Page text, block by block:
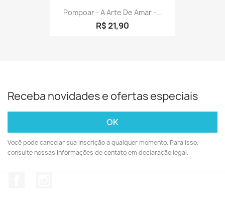
Pompoar - A Arte De Amar -...
R$ 21,90
Receba novidades e ofertas especiais
Você pode cancelar sua inscrição a qualquer momento. Para isso,
consulte nossas informações de contato em declaração legal.